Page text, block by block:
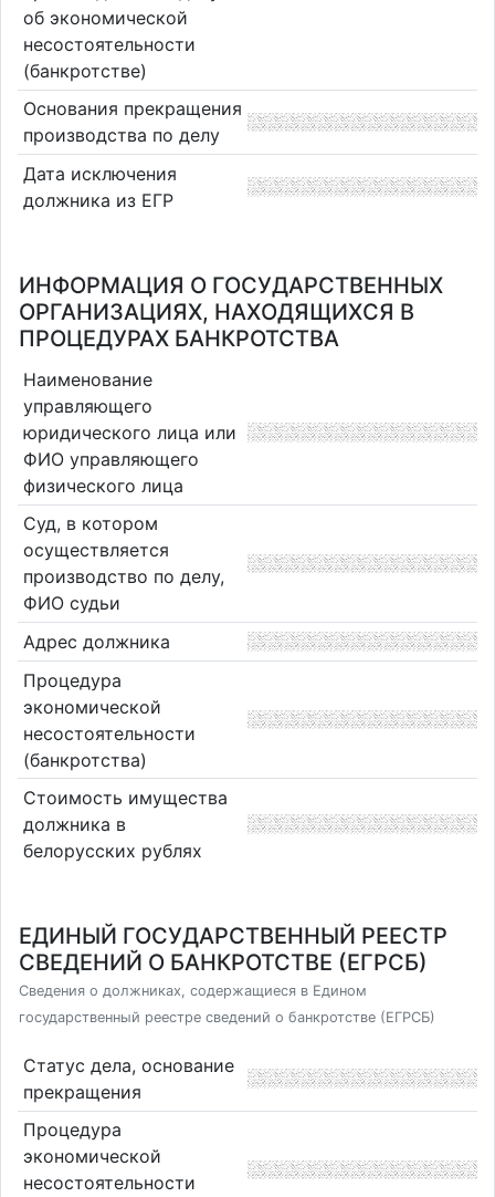
об экономической
несостоятельности
(банкротстве)
Основания прекращения
производства по делу
Дата исключения
должника из ЕГР
ИНФОРМАЦИЯ О ГОСУДАРСТВЕННЫХ
ОРГАНИЗАЦИЯХ, НАХОДЯЩИХСЯ В
ПРОЦЕДУРАХ БАНКРОТСТВА
Наименование
управляющего
юридического лица или
ФИО управляющего
физического лица
Суд, в котором
осуществляется
производство по делу,
ФИО судьи
Адрес должника
Процедура
экономической
несостоятельности
(банкротства)
Стоимость имущества
должника в
белорусских рублях
ЕДИНЫЙ ГОСУДАРСТВЕННЫЙ РЕЕСТР
СВЕДЕНИЙ О БАНКРОТСТВЕ (ЕГРСБ)
Сведения о должниках, содержащиеся в Едином
государственный реестре сведений о банкротстве (ЕГРСБ)
Статус дела, основание
прекращения
Процедура
экономической
несостоятельности